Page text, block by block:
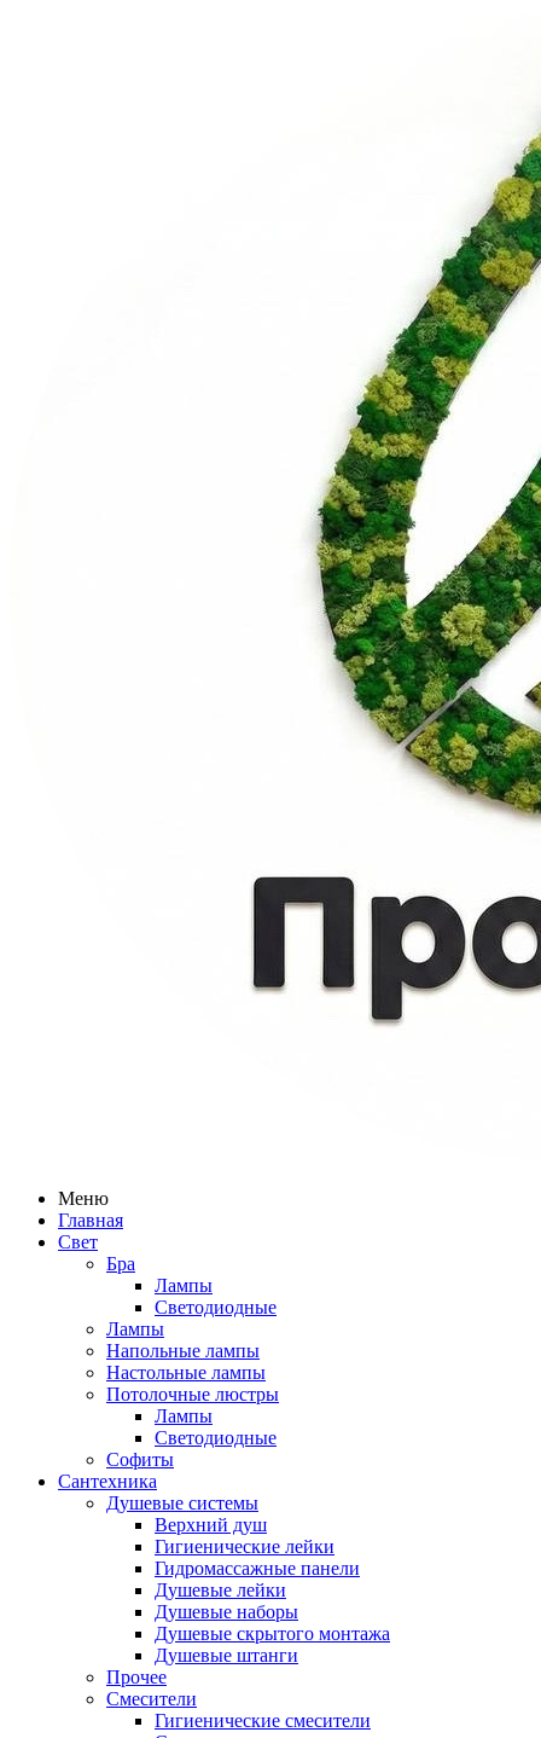
Меню
Главная
Свет
Бра
Лампы
Светодиодные
Лампы
Напольные лампы
Настольные лампы
Потолочные люстры
Лампы
Светодиодные
Софиты
Сантехника
Душевые системы
Верхний душ
Гигиенические лейки
Гидромассажные панели
Душевые лейки
Душевые наборы
Душевые скрытого монтажа
Душевые штанги
Прочее
Смесители
Гигиенические смесители